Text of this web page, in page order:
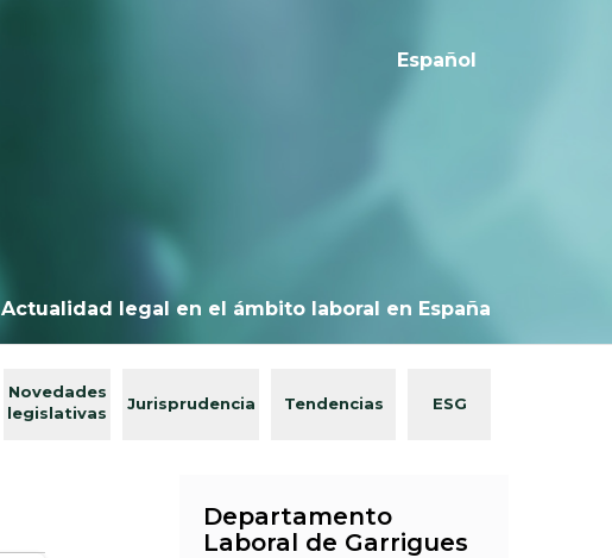
Español
Actualidad legal en el ámbito laboral en España
Novedades
legislativas
Jurisprudencia Tendencias ESG
Departamento
Laboral de Garrigues